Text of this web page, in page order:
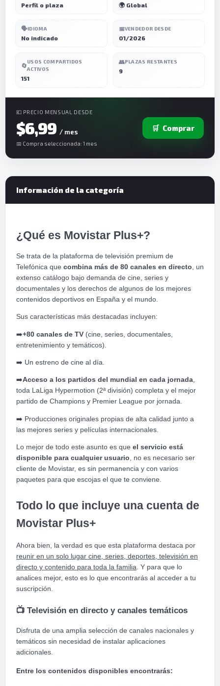
Perfil o plaza 🌍 Global
🗣️IDIOMA
No indicado
📅VENDEDOR DESDE
01/2026
🔄
USOS COMPARTIDOS
ACTIVOS
151
👥PLAZAS RESTANTES
9
💶 PRECIO MENSUAL DESDE
$6,99 / mes
📅 Compra seleccionada: 1 mes
🛒 Comprar
Información de la categoría
¿Qué es Movistar Plus+?
Se trata de la plataforma de televisión premium de
Telefónica que combina más de 80 canales en directo , un
extenso catálogo bajo demanda de cine, series y
documentales y los derechos de algunos de los mejores
contenidos deportivos en España y el mundo.
Sus características más destacadas incluyen:
➡️+80 canales de TV (cine, series, documentales,
entretenimiento y temáticos).
➡️ Un estreno de cine al día.
➡️Acceso a los partidos del mundial en cada jornada,
toda LaLiga Hypermotion (2ª división) completa y el mejor
partido de Champions y Premier League por jornada.
➡️ Producciones originales propias de alta calidad junto a
las mejores series y películas internacionales.
Lo mejor de todo este asunto es que el servicio está
disponible para cualquier usuario , no es necesario ser
cliente de Movistar, es sin permanencia y con varios
paquetes para que escojas el que te conviene.
Todo lo que incluye una cuenta de
Movistar Plus+
Ahora bien, la verdad es que esta plataforma destaca por
reunir en un solo lugar cine, series, deportes, televisión en
directo y contenido para toda la familia . Y para que lo
analices mejor, esto es lo que encontrarás al acceder a tu
suscripción.
📺 Televisión en directo y canales temáticos
Disfruta de una amplia selección de canales nacionales y
temáticos sin necesidad de instalar aplicaciones
adicionales.
Entre los contenidos disponibles encontrarás: